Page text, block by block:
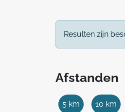
Resulten zijn
Afstanden
5 km 10 km